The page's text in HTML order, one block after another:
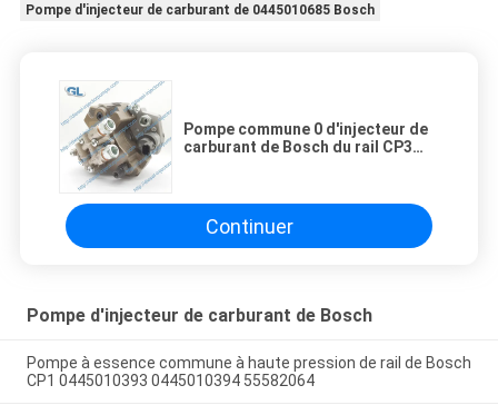
Pompe d'injecteur de carburant de 0445010685 Bosch
Pompe commune 0 d'injecteur de
carburant de Bosch du rail CP3
0986437341
Continuer
Pompe d'injecteur de carburant de Bosch
Pompe à essence commune à haute pression de rail de Bosch
CP1 0445010393 0445010394 55582064